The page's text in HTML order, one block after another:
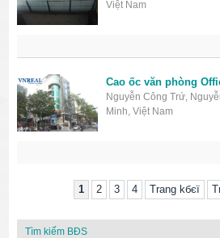
Việt Nam
Cao ốc văn phòng
Nguyễn Công Trứ,
Minh, Việt Nam
1 2 3 4 Trang kбєї
Tìm kiếm BĐS